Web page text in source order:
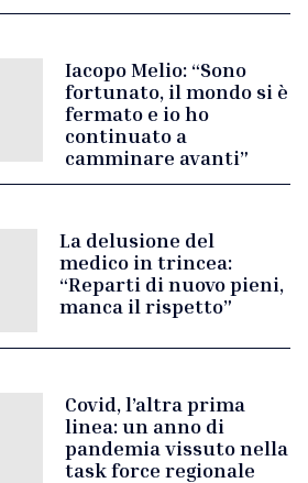
Iacopo Melio: “Sono
fortunato, il mondo si è
fermato e io ho
continuato a
camminare avanti”
La delusione del
medico in trincea:
“Reparti di nuovo pieni,
manca il rispetto”
Covid, l’altra prima
linea: un anno di
pandemia vissuto nella
task force regionale